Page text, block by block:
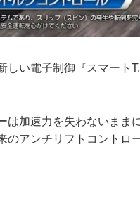
い電子制御『スマート
は加速力を失わないまま
アンチリフトコントロ